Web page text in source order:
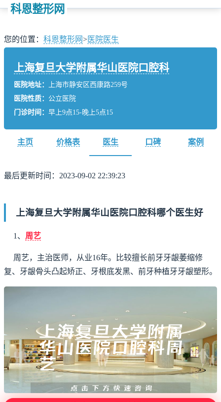
科恩整形网
您的位置： 科恩整形网>医院医生
上海复旦大学附属华山医院口腔科
医院地址：
上海市静安区西康路259号
医院性质： 公立医院
门诊时间： 早上9点15-晚上5点15
主页 价格表 医生 口碑 案例
最后更新时间：2023-09-02 22:39:23
上海复旦大学附属华山医院口腔科哪个医生好
1、 周艺
周艺，主治医师，从业16年。比较擅长前牙牙龈萎缩修
复、牙龈骨头凸起矫正、牙根底发黑、前牙种植牙牙龈塑形。